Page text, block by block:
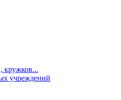
кружков...
учреждений